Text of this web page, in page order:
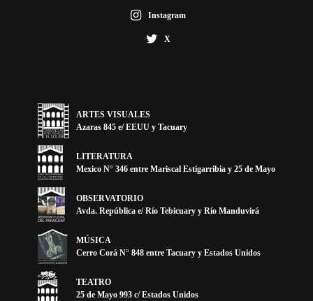
Instagram
X
ARTES VISUALES
Azaras 845 e/ EEUU y Tacuary
LITERATURA
Mexico N° 346 entre Mariscal Estigarribia y 25 de Mayo
OBSERVATORIO
Avda. República e/ Río Tebicuary y Río Manduvirá
MÚSICA
Cerro Corá N° 848 entre Tacuary y Estados Unidos
TEATRO
25 de Mayo 993 c/ Estados Unidos